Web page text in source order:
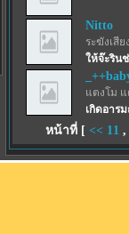
Nitto
ระฆังเสีย
ให้จ๊ะริน
แตงโม
เกิดอาร
หน้าที่ [ << 11 ,